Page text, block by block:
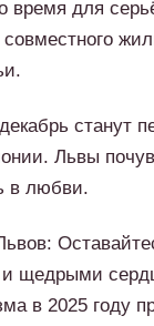
Львы
в любви.
и щедрыми
в 2025 году
встречи.